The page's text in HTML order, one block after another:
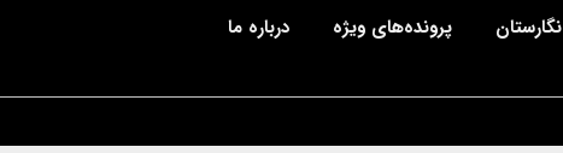
نگارستان پرونده‌های ویژه درباره ما